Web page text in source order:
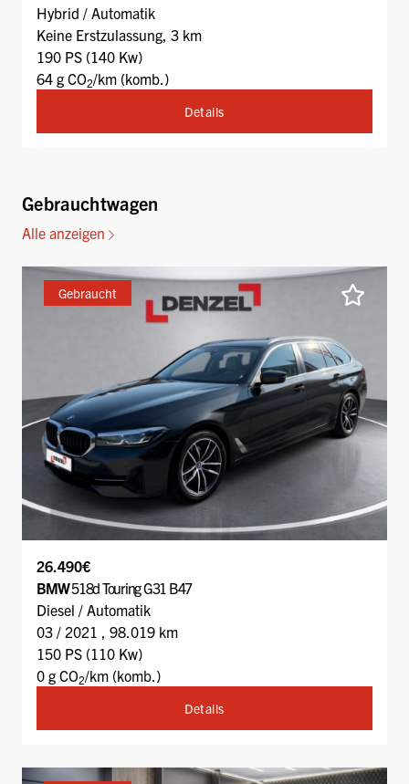
Hybrid / Automatik
Keine Erstzulassung, 3 km
190 PS (140 Kw)
64 g CO2/km (komb.)
Details
Gebrauchtwagen
Alle anzeigen
Gebraucht
26.490€
BMW518d Touring G31 B47
Diesel / Automatik
03 / 2021 , 98.019 km
150 PS (110 Kw)
0 g CO2/km (komb.)
Details